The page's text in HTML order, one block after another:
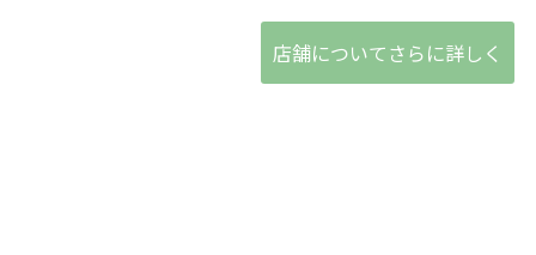
店舗についてさらに詳しく